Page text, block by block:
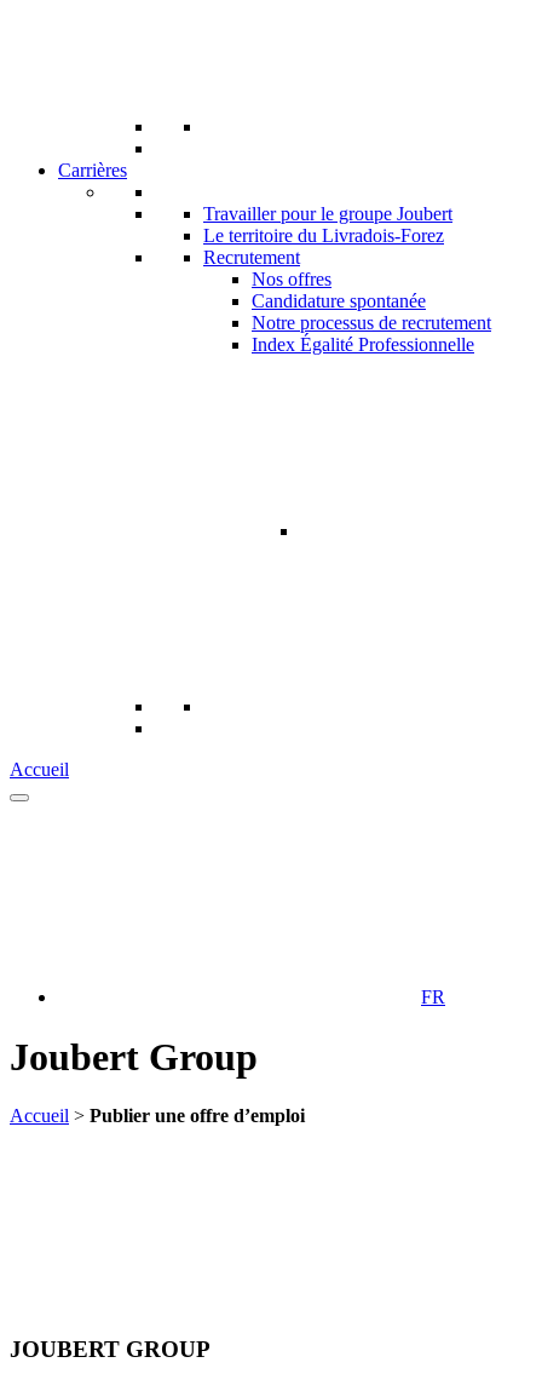
Carrières
Travailler pour le groupe Joubert
Le territoire du Livradois-Forez
Recrutement
Nos offres
Candidature spontanée
Notre processus de recrutement
Index Égalité Professionnelle
Accueil
FR
Joubert Group
Accueil > Publier une offre d’emploi
JOUBERT GROUP